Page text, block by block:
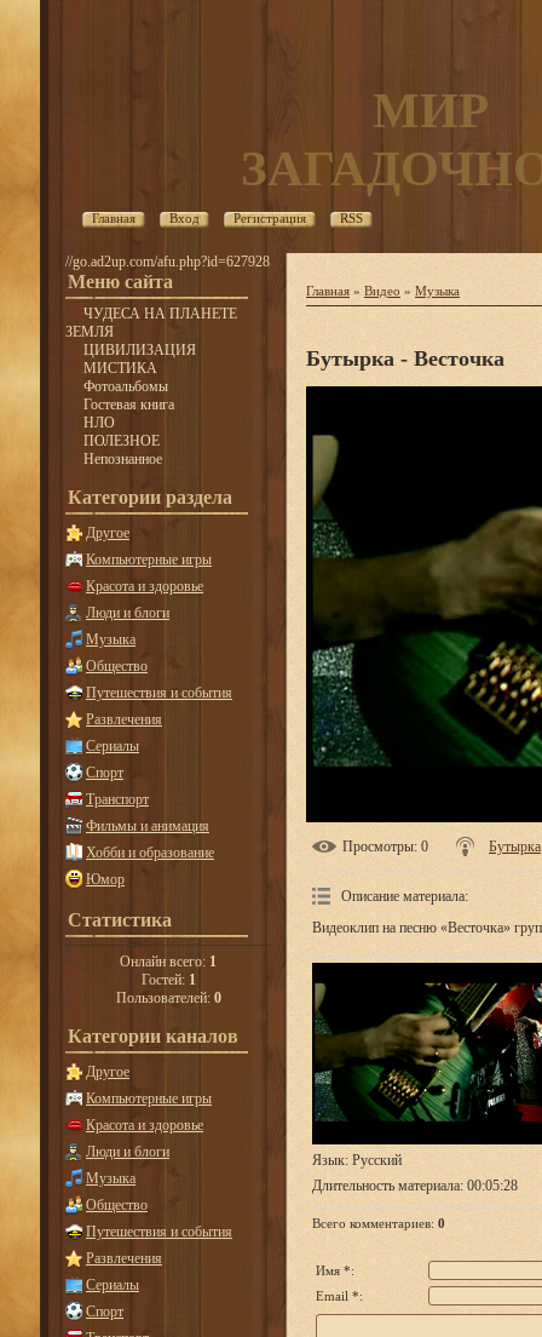
МИР
Главная Вход Регистрация RSS
//go.ad2up.com/afu.php?id=627928
Меню сайта
ЧУДЕСА НА ПЛАНЕТЕ
ЗЕМЛЯ
ЦИВИЛИЗАЦИЯ
МИСТИКА
Фотоальбомы
Гостевая книга
НЛО
ПОЛЕЗНОЕ
Непознанное
Категории раздела
Другое
Компьютерные игры
Красота и здоровье
Люди и блоги
Музыка
Общество
Путешествия и события
Развлечения
Сериалы
Спорт
Транспорт
Фильмы и анимация
Хобби и образование
Юмор
Статистика
Онлайн всего: 1
Гостей: 1
Пользователей: 0
Категории каналов
Другое
Компьютерные игры
Красота и здоровье
Люди и блоги
Музыка
Общество
Путешествия и события
Развлечения
Сериалы
Спорт
Главная » Видео » Музыка
Бутырка - Весточка
Просмотры: 0 Бутырка
Описание материала:
Видеоклип на песню «Весточка»
Язык: Русский
Длительность материала: 00:05:28
Всего комментариев: 0
Имя *:
Email *: